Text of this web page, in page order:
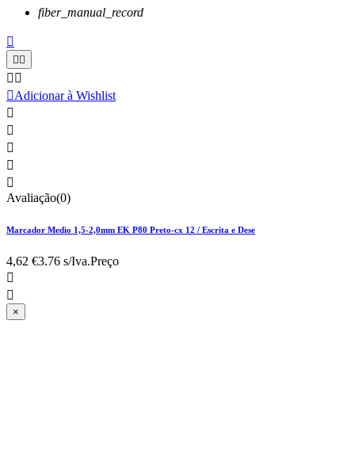
fiber_manual_record

 
 
Adicionar à Wishlist





Avaliação(0)
Marcador Medio 1,5-2,0mm EK P80 Preto-cx 12 / Escrita e Dese
4,62 €3.76 s/Iva.Preço


×